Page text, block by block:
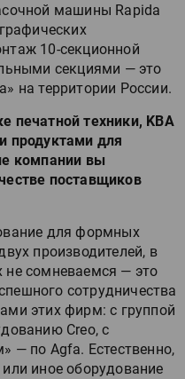
машины Rapida
10-секционной
секциями — это
на территории России.
печатной техники, KBA
продуктами для
компании вы
поставщиков
для формных
производителей, в
сомневаемся — это
сотрудничества
этих фирм: c группой
Creo, с
— по Agfa. Естественно,
иное оборудование